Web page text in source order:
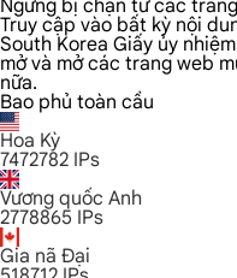
Ngừng bị chặn từ các
Truy cập vào bất kỳ nội
South Korea Giấy ủy
mở và mở các trang web
nữa.
Bao phủ toàn cầu
Hoa Kỳ
7472782 IPs
Vương quốc Anh
2778865 IPs
Gia nã Đại